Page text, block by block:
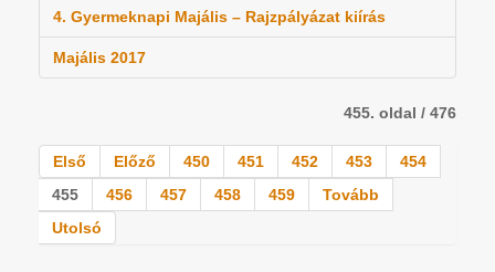
4. Gyermeknapi Majális – Rajzpályázat kiírás
Majális 2017
455. oldal / 476
Első Előző 450 451 452 453
454
455
456 457 458 459
Tovább
Utolsó